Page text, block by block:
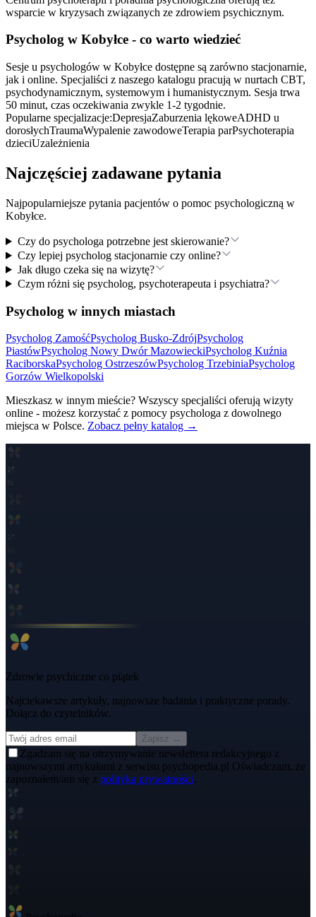
wsparcie w kryzysach związanych ze zdrowiem psychicznym.
Psycholog w Kobyłce - co warto wiedzieć
Sesje u psychologów w Kobyłce dostępne są zarówno stacjonarnie,
jak i online. Specjaliści z naszego katalogu pracują w nurtach CBT,
psychodynamicznym, systemowym i humanistycznym. Sesja trwa
50 minut, czas oczekiwania zwykle 1-2 tygodnie.
Popularne specjalizacje:DepresjaZaburzenia lękoweADHD u
dorosłychTraumaWypalenie zawodoweTerapia parPsychoterapia
dzieciUzależnienia
Najczęściej zadawane pytania
Najpopularniejsze pytania pacjentów o pomoc psychologiczną w
Kobyłce.
Czy do psychologa potrzebne jest skierowanie?
Czy lepiej psycholog stacjonarnie czy online?
Jak długo czeka się na wizytę?
Czym różni się psycholog, psychoterapeuta i psychiatra?
Psycholog w innych miastach
Psycholog ZamośćPsycholog Busko-ZdrójPsycholog
PiastówPsycholog Nowy Dwór MazowieckiPsycholog Kuźnia
RaciborskaPsycholog OstrzeszówPsycholog TrzebiniaPsycholog
Gorzów Wielkopolski
Mieszkasz w innym mieście? Wszyscy specjaliści oferują wizyty
online - możesz korzystać z pomocy psychologa z dowolnego
miejsca w Polsce. Zobacz pełny katalog →
Zdrowie psychiczne co piątek
Najciekawsze artykuły, najnowsze badania i praktyczne porady.
Dołącz do czytelników.
Zapisz →
Zgadzam się na otrzymywanie newslettera redakcyjnego z
najnowszymi artykułami z serwisu psychopedia.pl Oświadczam, że
zapoznałem/am się z polityką prywatności.